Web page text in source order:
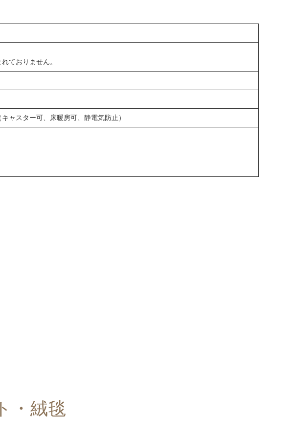
ておりません。
ャスター可、床暖房可、静電気防止）
・絨毯